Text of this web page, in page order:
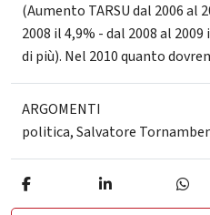
(Aumento TARSU dal 2006 al
2008 il 4,9% - dal 2008 al
di più). Nel 2010 quanto
ARGOMENTI
politica,Salvatore